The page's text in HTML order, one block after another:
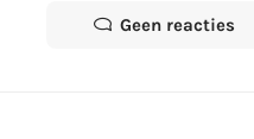
Geen reacties